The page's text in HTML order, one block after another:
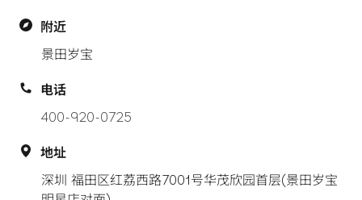
附近
景田岁宝
电话
400-920-0725
地址
深圳 福田区红荔西路7001号华茂欣园首层(景田岁宝